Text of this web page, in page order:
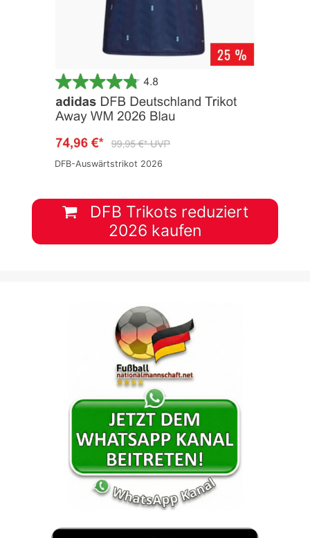
DFB-Auswärtstrikot 2026
DFB Trikots reduziert
2026 kaufen